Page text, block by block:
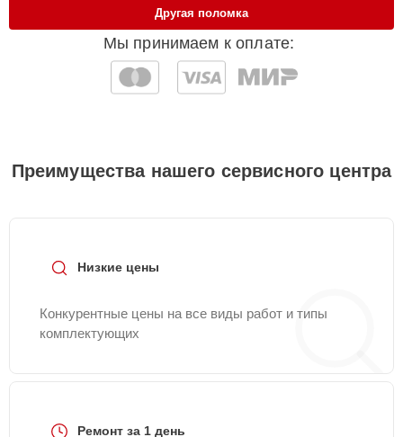
Мы принимаем к оплате:
Другая поломка
Преимущества нашего сервисного центра
Низкие цены
Конкурентные цены на все виды работ и типы
комплектующих
Ремонт за 1 день